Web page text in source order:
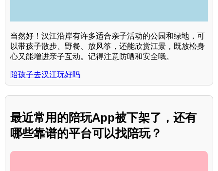
当然好！汉江沿岸有许多适合亲子活动的公园和绿地，可
以带孩子散步、野餐、放风筝，还能欣赏江景，既放松身
心又能增进亲子互动。记得注意防晒和安全哦。
陪孩子去汉江玩好吗
最近常用的陪玩App被下架了，还有
哪些靠谱的平台可以找陪玩？